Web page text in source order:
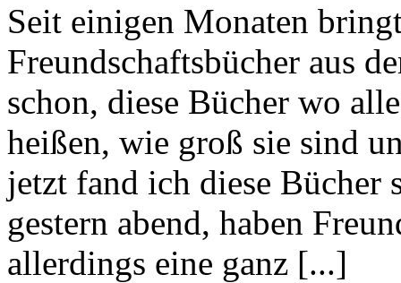
Seit einigen Monaten
Freundschaftsbücher aus
schon, diese Bücher wo
heißen, wie groß sie sind
jetzt fand ich diese Bücher
gestern abend, haben
allerdings eine ganz [...]